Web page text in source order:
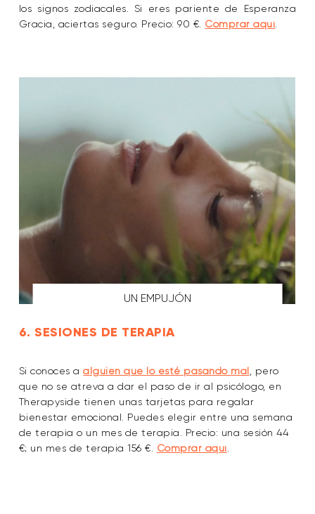
los signos zodiacales. Si eres pariente de Esperanza
Gracia, aciertas seguro. Precio: 90 €. Comprar aquí.
UN EMPUJÓN
6. SESIONES DE TERAPIA
Si conoces aalguien que lo esté pasando mal , pero
que no se atreva a dar el paso de ir al psicólogo, en
Therapyside tienen unas tarjetas para regalar
bienestar emocional. Puedes elegir entre una semana
de terapia o un mes de terapia. Precio: una sesión 44
€; un mes de terapia 156 €. Comprar aquí